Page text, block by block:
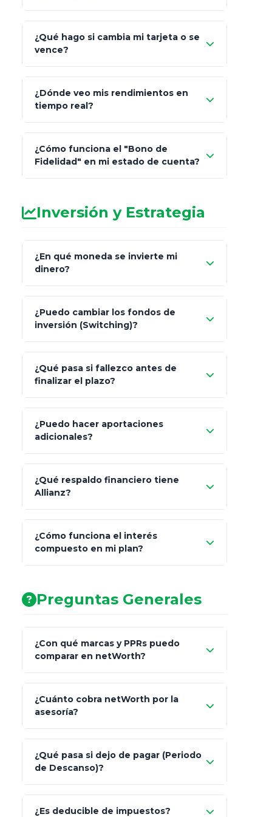
¿Qué hago si cambia mi tarjeta o se
vence?
"Link
de Cobro Seguro"
¿Dónde veo mis rendimientos en
tiempo real?
¿Cómo funciona el "Bono de
Fidelidad" en mi estado de cuenta?
Inversión y Estrategia
¿En qué moneda se invierte mi
dinero?
inflación), Dólares o Euros
¿Puedo cambiar los fondos de
inversión (Switching)?
"Switching" (cambio de fondos)
¿Qué pasa si fallezco antes de
finalizar el plazo?
100% a tus
beneficiarios designados
¿Puedo hacer aportaciones
adicionales?
¿Qué respaldo financiero tiene
Allianz?
AA (Muy Fuerte)
¿Cómo funciona el interés
compuesto en mi plan?
Preguntas Generales
¿Con qué marcas y PPRs puedo
comparar en netWorth?
¿Cuánto cobra netWorth por la
asesoría?
¿Qué pasa si dejo de pagar (Periodo
de Descanso)?
¿Es deducible de impuestos?